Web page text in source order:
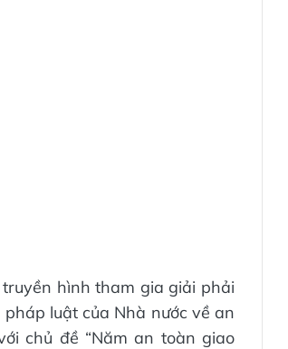
hình tham gia giải phải
luật của Nhà nước về an
chủ đề “Năm an toàn giao